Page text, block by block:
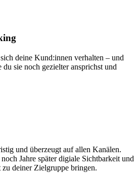
deine Kund:innen verhalten – und
sie noch gezielter ansprichst und
und überzeugt auf allen Kanälen.
Jahre später digiale Sichtbarkeit und
deiner Zielgruppe bringen.